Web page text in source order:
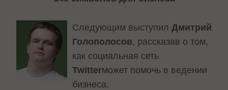
Следующим выступилДмитрий
Голополосов, рассказав о том,
как социальная сеть
Twitterможет помочь в ведении
бизнеса.